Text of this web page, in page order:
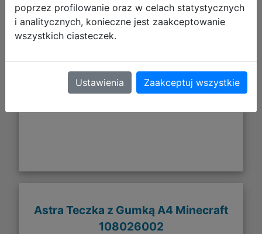
4,49 zł
Galeria zdjęć
Astra Teczka z Gumką A4 Minecraft
108026002
poprzez profilowanie oraz w celach statystycznych
i analitycznych, konieczne jest zaakceptowanie
wszystkich ciasteczek.
Ustawienia Zaakceptuj wszystkie